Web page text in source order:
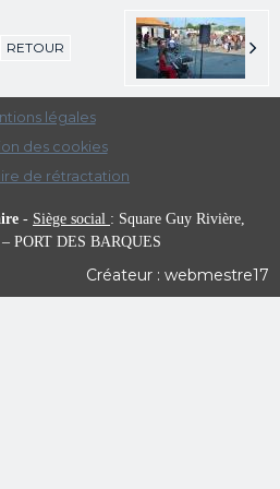
RETOUR
légales
des cookies
de rétractation
- Siège social : Square Guy Rivière,
– PORT DES BARQUES
Créateur : webmestre17